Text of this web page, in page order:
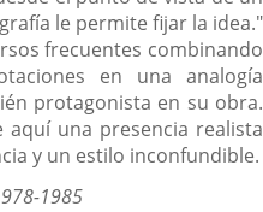
le permite fijar la idea."
frecuentes combinando
en una analogía
protagonista en su obra.
una presencia realista
y un estilo inconfundible.
1985